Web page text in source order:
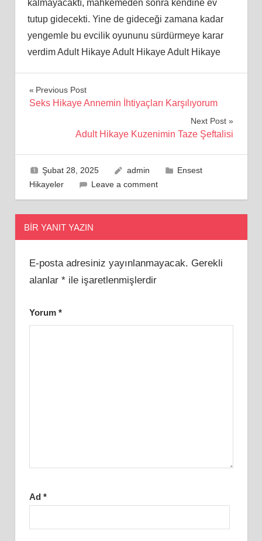
kalmayacaktı, mahkemeden sonra kendine ev
tutup gidecekti. Yine de gideceği zamana kadar
yengemle bu evcilik oyununu sürdürmeye karar
verdim Adult Hikaye Adult Hikaye Adult Hikaye
Yazı
Previous Post
Seks Hikaye Annemin İhtiyaçları Karşılıyorum
Next Post
Adult Hikaye Kuzenimin Taze Şeftalisi
Şubat 28, 2025 admin
Ensest
Hikayeler
Leave a comment
BIR YANIT YAZIN
E-posta adresiniz yayınlanmayacak. Gerekli
alanlar *ile işaretlenmişlerdir
Yorum *
Ad *